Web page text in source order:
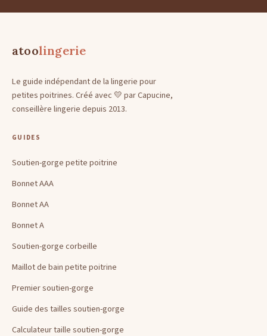
atoolingerie
Le guide indépendant de la lingerie pour
petites poitrines. Créé avec 💛 par Capucine,
conseillère lingerie depuis 2013.
GUIDES
Soutien-gorge petite poitrine
Bonnet AAA
Bonnet AA
Bonnet A
Soutien-gorge corbeille
Maillot de bain petite poitrine
Premier soutien-gorge
Guide des tailles soutien-gorge
Calculateur taille soutien-gorge